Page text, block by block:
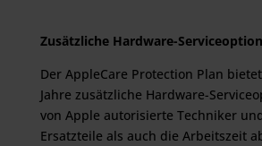
Zusätzliche Hardware-
Der AppleCare Protection Plan
Jahre zusätzliche Hardware-
von Apple autorisierte Techniker
Ersatzteile als auch die Arbeitszeit